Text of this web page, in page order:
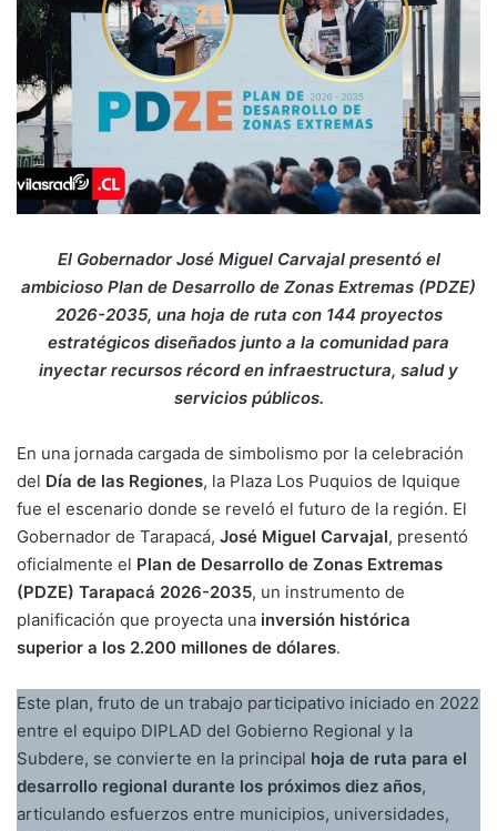
El Gobernador José Miguel Carvajal presentó el
ambicioso Plan de Desarrollo de Zonas Extremas (PDZE)
2026-2035, una hoja de ruta con 144 proyectos
estratégicos diseñados junto a la comunidad para
inyectar recursos récord en infraestructura, salud y
servicios públicos.
En una jornada cargada de simbolismo por la celebración
del Día de las Regiones, la Plaza Los Puquios de Iquique
fue el escenario donde se reveló el futuro de la región. El
Gobernador de Tarapacá, José Miguel Carvajal, presentó
oficialmente el Plan de Desarrollo de Zonas Extremas
(PDZE) Tarapacá 2026-2035, un instrumento de
planificación que proyecta una inversión histórica
superior a los 2.200 millones de dólares.
Este plan, fruto de un trabajo participativo iniciado en 2022
entre el equipo DIPLAD del Gobierno Regional y la
Subdere, se convierte en la principal hoja de ruta para el
desarrollo regional durante los próximos diez años,
articulando esfuerzos entre municipios, universidades,